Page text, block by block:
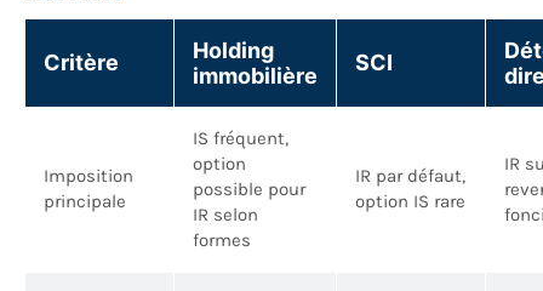
Critère
Holding
immobilière
SCI
Imposition
principale
IS fréquent,
option
possible pour
IR selon
formes
IR par défaut,
option IS rare
IR